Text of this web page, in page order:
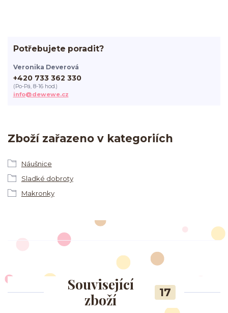
Zboží zařazeno v kategoriích
Náušnice
Sladké dobroty
Makronky
Potřebujete poradit?
Veronika Deverová
+420 733 362 330
(Po-Pá, 8-16 hod.)
info@dewewe.cz
Související
zboží
17